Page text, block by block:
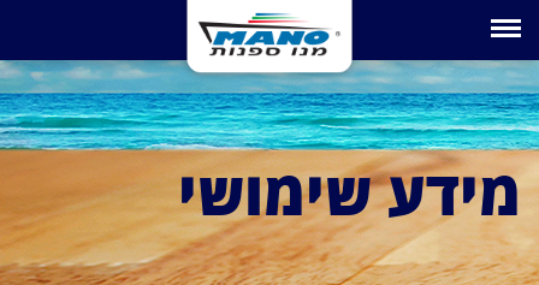
Toggle navigation
מידע שימושי